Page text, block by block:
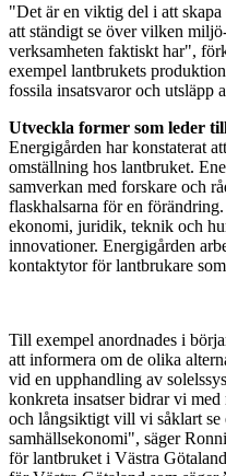
"Det är en viktig del i att
att ständigt se över vilken
verksamheten faktiskt har",
exempel lantbrukets
fossila insatsvaror och utsläpp
Utveckla former som leder
Energigården har konstaterat
omställning hos lantbruket.
samverkan med forskare och
flaskhalsarna för en
ekonomi, juridik, teknik och
innovationer. Energigården
kontaktytor för lantbrukare
Till exempel anordnades i
att informera om de olika
vid en upphandling av
konkreta insatser bidrar vi
och långsiktigt vill vi såklart se
samhällsekonomi", säger
för lantbruket i Västra